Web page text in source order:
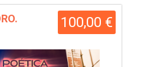
100,00 €